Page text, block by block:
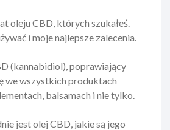
oleju CBD, których szukałeś.
i moje najlepsze zalecenia.
(kannabidiol), poprawiający
we wszystkich produktach
balsamach i nie tylko.
jest olej CBD, jakie są jego